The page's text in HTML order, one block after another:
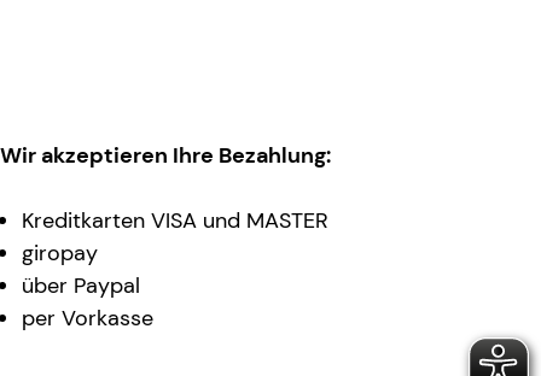
Wir akzeptieren Ihre Bezahlung:
Kreditkarten VISA und MASTER
giropay
über Paypal
per Vorkasse